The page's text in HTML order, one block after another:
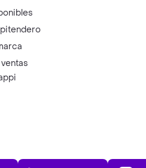
Play Store